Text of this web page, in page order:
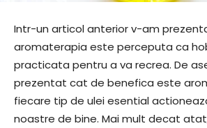
Intr-un articol anterior v-am
aromaterapia este perceputa ca
practicata pentru a va recrea. De
prezentat cat de benefica este
fiecare tip de ulei esential
noastre de bine. Mai mult decat